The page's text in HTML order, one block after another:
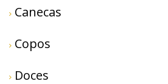
Canecas
Copos
Doces